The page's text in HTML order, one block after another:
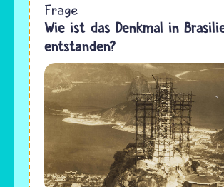
Frage
Wie ist das Denkmal in
entstanden?